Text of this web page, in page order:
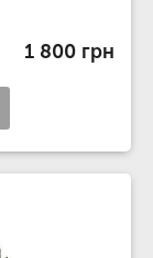
1 800 грн